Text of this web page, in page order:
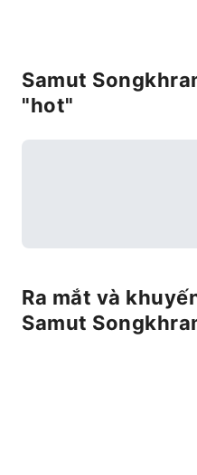
Samut
"hot"
Ra mắt và
Samut